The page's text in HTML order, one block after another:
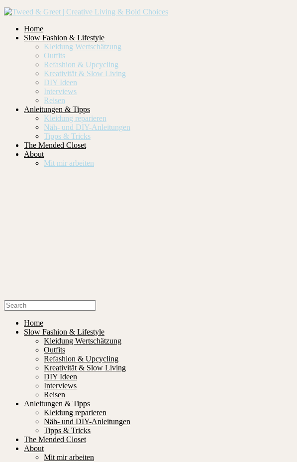
Home
Slow Fashion & Lifestyle
Kleidung Wertschätzung
Outfits
Refashion & Upcycling
Kreativität & Slow Living
DIY Ideen
Interviews
Reisen
Anleitungen & Tipps
Kleidung reparieren
Näh- und DIY-Anleitungen
Tipps & Tricks
The Mended Closet
About
Mit mir arbeiten
Home
Slow Fashion & Lifestyle
Kleidung Wertschätzung
Outfits
Refashion & Upcycling
Kreativität & Slow Living
DIY Ideen
Interviews
Reisen
Anleitungen & Tipps
Kleidung reparieren
Näh- und DIY-Anleitungen
Tipps & Tricks
The Mended Closet
About
Mit mir arbeiten